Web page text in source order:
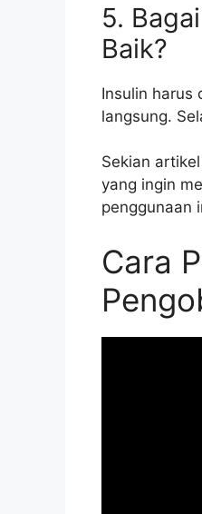
5.
Baik?
Insulin harus
langsung.
Sekian
yang ingin
penggunaan
Cara